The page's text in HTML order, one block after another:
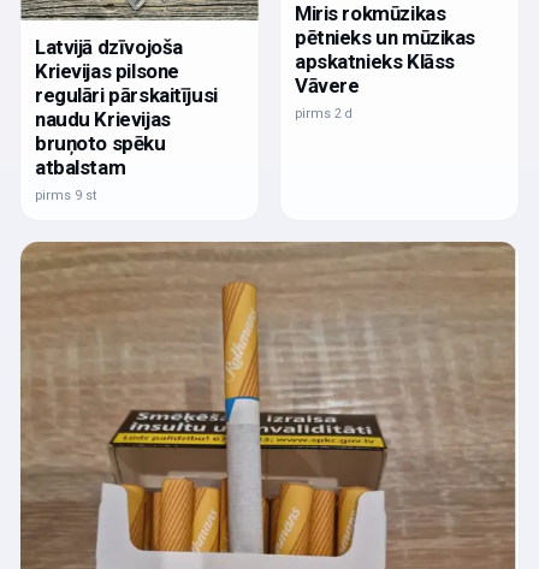
Latvijā dzīvojoša
Krievijas pilsone
regulāri pārskaitījusi
naudu Krievijas
bruņoto spēku
atbalstam
pirms 9 st
Miris rokmūzikas
pētnieks un mūzikas
apskatnieks Klāss
Vāvere
pirms 2 d